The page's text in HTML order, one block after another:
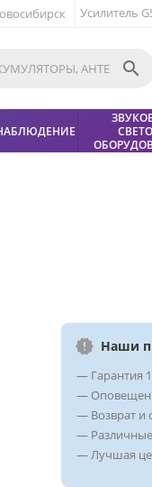
Усилитель

Наши
— Гарантия
—
— Возврат и
—
— Лучшая